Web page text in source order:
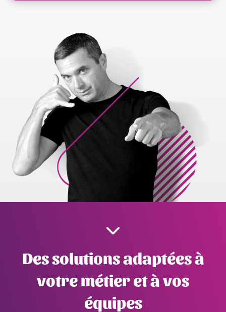
Des solutions adaptées à
votre métier et à vos
équipes